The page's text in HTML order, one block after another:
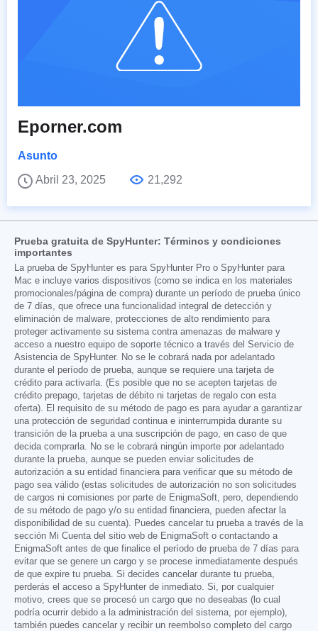
Eporner.com
Asunto
Abril 23, 2025
21,292
Prueba gratuita de SpyHunter: Términos y condiciones
importantes
La prueba de SpyHunter es para SpyHunter Pro o SpyHunter para
Mac e incluye varios dispositivos (como se indica en los materiales
promocionales/página de compra) durante un período de prueba único
de 7 días, que ofrece una funcionalidad integral de detección y
eliminación de malware, protecciones de alto rendimiento para
proteger activamente su sistema contra amenazas de malware y
acceso a nuestro equipo de soporte técnico a través del Servicio de
Asistencia de SpyHunter. No se le cobrará nada por adelantado
durante el período de prueba, aunque se requiere una tarjeta de
crédito para activarla. (Es posible que no se acepten tarjetas de
crédito prepago, tarjetas de débito ni tarjetas de regalo con esta
oferta). El requisito de su método de pago es para ayudar a garantizar
una protección de seguridad continua e ininterrumpida durante su
transición de la prueba a una suscripción de pago, en caso de que
decida comprarla. No se le cobrará ningún importe por adelantado
durante la prueba, aunque se pueden enviar solicitudes de
autorización a su entidad financiera para verificar que su método de
pago sea válido (estas solicitudes de autorización no son solicitudes
de cargos ni comisiones por parte de EnigmaSoft, pero, dependiendo
de su método de pago y/o su entidad financiera, pueden afectar la
disponibilidad de su cuenta). Puedes cancelar tu prueba a través de la
sección Mi Cuenta del sitio web de EnigmaSoft o contactando a
EnigmaSoft antes de que finalice el período de prueba de 7 días para
evitar que se genere un cargo y se procese inmediatamente después
de que expire tu prueba. Si decides cancelar durante tu prueba,
perderás el acceso a SpyHunter de inmediato. Si, por cualquier
motivo, crees que se procesó un cargo que no deseabas (lo cual
podría ocurrir debido a la administración del sistema, por ejemplo),
también puedes cancelar y recibir un reembolso completo del cargo